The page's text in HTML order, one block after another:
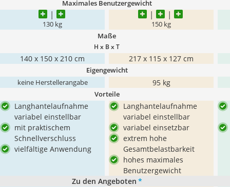
Maximales Benutzergewicht
130 kg 150 kg
Maße
H x B x T
‎140 x 150 x 210 cm 217 x 115 x 127 cm
Eigengewicht
keine Herstellerangabe 95 kg
Vorteile
Langhantelaufnahme
variabel einstellbar
mit praktischem
Schnellverschluss
vielfältige Anwendung
Langhantelaufnahme
variabel einstellbar
variabel einsetzbar
extrem hohe
Gesamtbelastbarkeit
hohes maximales
Benutzergewicht
Zu den Angeboten *